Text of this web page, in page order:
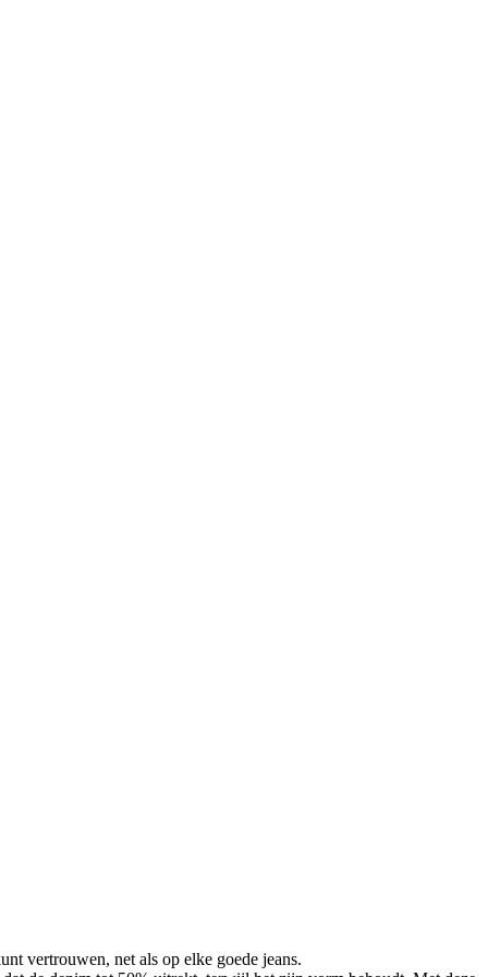
vertrouwen, net als op elke goede jeans.